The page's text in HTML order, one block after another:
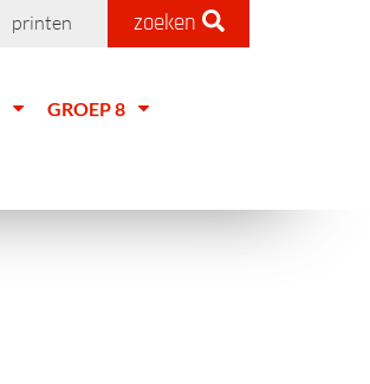
printen zoeken
GROEP 8